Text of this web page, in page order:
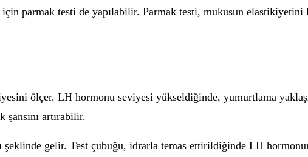
için parmak testi de yapılabilir. Parmak testi, mukusun
ölçer. LH hormonu seviyesi yükseldiğinde, yumurtlama
artırabilir.
gelir. Test çubuğu, idrarla temas ettirildiğinde LH